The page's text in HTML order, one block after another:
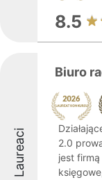
8.5
Laureaci
Biuro
2.0
jest